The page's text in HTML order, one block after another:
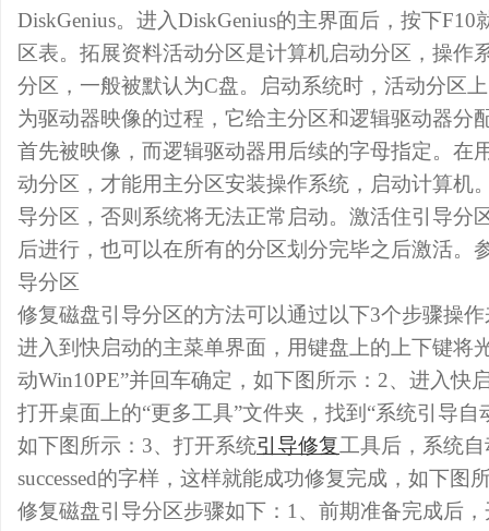
DiskGenius。进入DiskGenius的主界面后，按下
区表。拓展资料活动分区是计算机启动分区，操作
分区，一般被默认为C盘。启动系统时，活动分区
为驱动器映像的过程，它给主分区和逻辑驱动器分
首先被映像，而逻辑驱动器用后续的字母指定。在
动分区，才能用主分区安装操作系统，启动计算机
导分区，否则系统将无法正常启动。激活住引导分
后进行，也可以在所有的分区划分完毕之后激活。
导分区
修复磁盘引导分区的方法可以通过以下3个步骤操
进入到快启动的主菜单界面，用键盘上的上下键将
动Win10PE”并回车确定，如下图所示：2、进入快
打开桌面上的“更多工具”文件夹，找到“系统引导
如下图所示：3、打开系统引导修复工具后，系统
successed的字样，这样就能成功修复完成，如下图
修复磁盘引导分区步骤如下：1、前期准备完成后